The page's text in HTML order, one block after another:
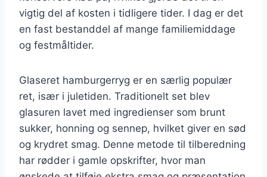
vigtig del af kosten i tidligere tider. I dag er det
en fast bestanddel af mange familiemiddage
og festmåltider.
Glaseret hamburgerryg er en særlig populær
ret, især i juletiden. Traditionelt set blev
glasuren lavet med ingredienser som brunt
sukker, honning og sennep, hvilket giver en sød
og krydret smag. Denne metode til tilberedning
har rødder i gamle opskrifter, hvor man